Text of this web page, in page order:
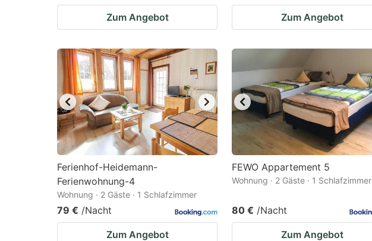
Zum Angebot Zum Angebot
Ferienhof-Heidemann-
Ferienwohnung-4
Wohnung · 2 Gäste · 1 Schlafzimmer
79 € /Nacht
Zum Angebot
FEWO Appartement 5
Wohnung · 2 Gäste · 1 Schlafzimmer
80 € /Nacht
Zum Angebot